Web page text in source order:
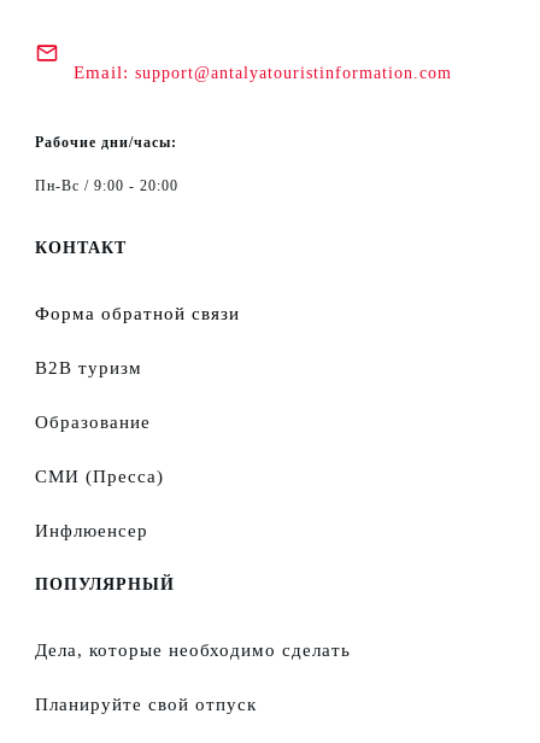
Email: support@antalyatouristinformation.com
Рабочие дни/часы:
Пн-Вс / 9:00 - 20:00
КОНТАКТ
Форма обратной связи
B2B туризм
Образование
СМИ (Пресса)
Инфлюенсер
ПОПУЛЯРНЫЙ
Дела, которые необходимо сделать
Планируйте свой отпуск